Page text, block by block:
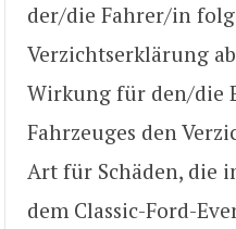
der/die Fahrer/in
Verzichtserklärung
Wirkung für den/die
Fahrzeuges den
Art für Schäden, die
dem Classic-Ford-